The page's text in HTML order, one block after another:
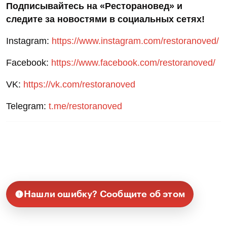
Подписывайтесь на «Ресторановед» и
следите за новостями в социальных сетях!
Instagram: https://www.instagram.com/restoranoved/
Facebook: https://www.facebook.com/restoranoved/
VK: https://vk.com/restoranoved
Telegram: t.me/restoranoved
Нашли ошибку? Сообщите об этом